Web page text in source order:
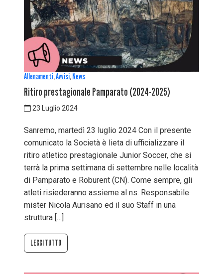
Allenamenti,Avvisi,News
Ritiro prestagionale Pamparato (2024-2025)
23 Luglio 2024
Sanremo, martedì 23 luglio 2024 Con il presente
comunicato la Società è lieta di ufficializzare il
ritiro atletico prestagionale Junior Soccer, che si
terrà la prima settimana di settembre nelle località
di Pamparato e Roburent (CN). Come sempre, gli
atleti risiederanno assieme al ns. Responsabile
mister Nicola Aurisano ed il suo Staff in una
struttura […]
LEGGI TUTTO